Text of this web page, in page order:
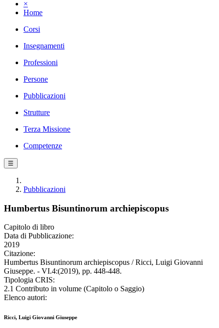
×
Home
Corsi
Insegnamenti
Professioni
Persone
Pubblicazioni
Strutture
Terza Missione
Competenze
☰
Pubblicazioni
Humbertus Bisuntinorum archiepiscopus
Capitolo di libro
Data di Pubblicazione:
2019
Citazione:
Humbertus Bisuntinorum archiepiscopus / Ricci, Luigi Giovanni
Giuseppe. - VI.4:(2019), pp. 448-448.
Tipologia CRIS:
2.1 Contributo in volume (Capitolo o Saggio)
Elenco autori:
Ricci, Luigi Giovanni Giuseppe